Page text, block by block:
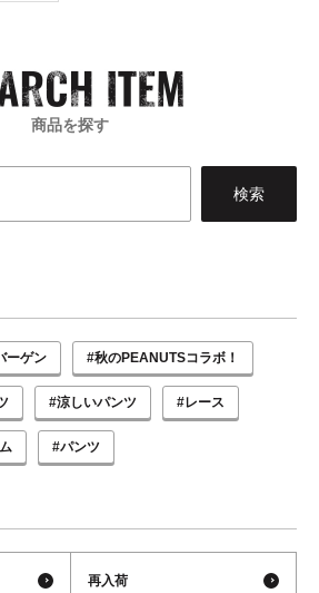
商品を探す
ーゲン #秋のPEANUTSコラボ！
#涼しいパンツ #レース
#パンツ
再入荷